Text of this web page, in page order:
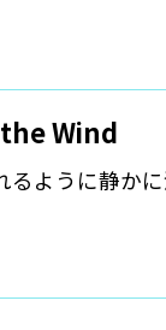
Wind
ように静か